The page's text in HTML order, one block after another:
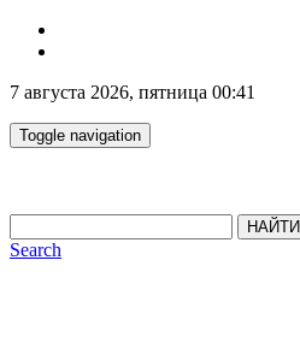
7 августа 2026, пятница 00:41
Toggle navigation
НАЙТИ
Search